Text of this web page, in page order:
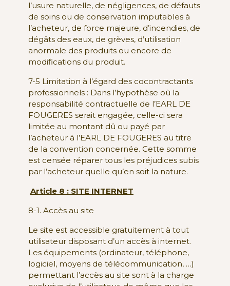
l’usure naturelle, de négligences, de défauts
de soins ou de conservation imputables à
l’acheteur, de force majeure, d’incendies, de
dégâts des eaux, de grèves, d’utilisation
anormale des produits ou encore de
modifications du produit.
7-5 Limitation à l’égard des cocontractants
professionnels : Dans l’hypothèse où la
responsabilité contractuelle de l’EARL DE
FOUGERES serait engagée, celle-ci sera
limitée au montant dû ou payé par
l’acheteur à l’EARL DE FOUGERES au titre
de la convention concernée. Cette somme
est censée réparer tous les préjudices subis
par l’acheteur quelle qu’en soit la nature.
Article 8 : SITE INTERNET
8-1. Accès au site
Le site est accessible gratuitement à tout
utilisateur disposant d’un accès à internet.
Les équipements (ordinateur, téléphone,
logiciel, moyens de télécommunication, …)
permettant l’accès au site sont à la charge